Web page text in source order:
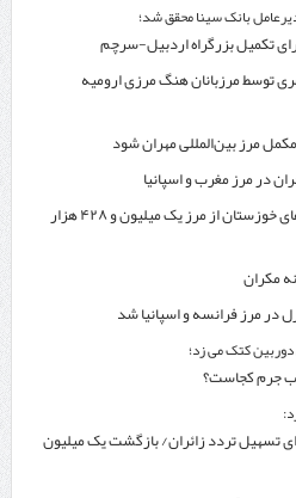
بانک سینا محقق شد؛
مرز بین‌المللی مهران شود
در مرز مغرب و اسپانیا
تردد زائران اربعین در مرزهای خوزستان از مرز یک میلیون و ۴۲۸ هزار
مکران
در مرز فرانسه و اسپانیا شد
دوربین کتک می زد؛
جرم کجاست؟
تسهیل تردد زائران/ بازگشت یک میلیون